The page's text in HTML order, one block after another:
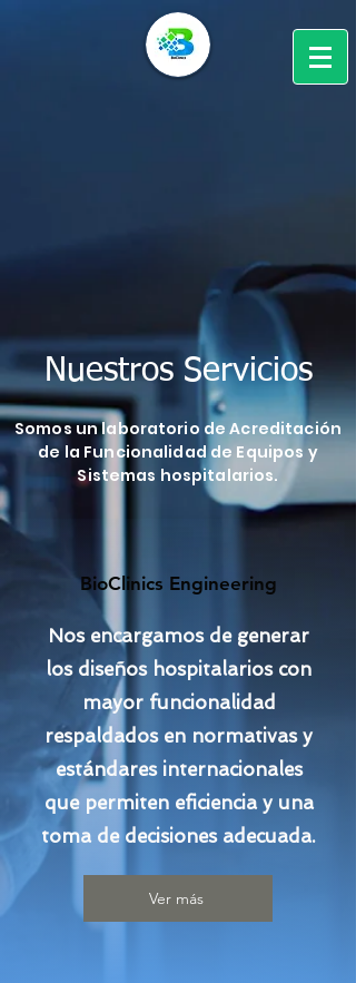
Nuestros Servicios
Somos un laboratorio de Acreditación
de la Funcionalidad de Equipos y
Sistemas hospitalarios.
BioClinics Engineering
Nos encargamos de generar
los diseños hospitalarios con
mayor funcionalidad
respaldados en normativas y
estándares internacionales
que permiten eficiencia y una
toma de decisiones adecuada.
Ver más